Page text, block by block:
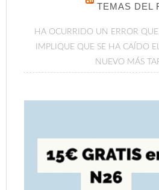
TEMAS DEL
HA OCURRIDO UN ERROR
IMPLIQUE QUE SE HA CAÍDO
NUEVO MÁS